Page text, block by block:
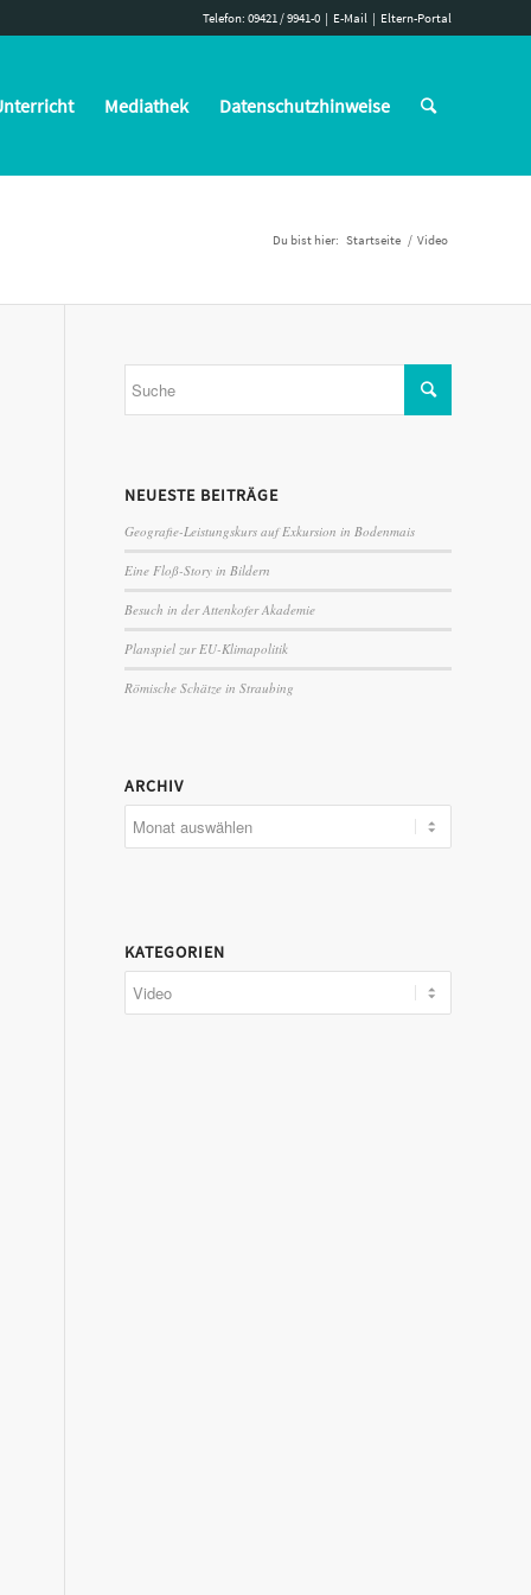
Telefon: 09421 / 9941-0 | E-Mail | Eltern-Portal
Mediathek Datenschutzhinweise
Du bist hier: Startseite / Video
NEUESTE BEITRÄGE
Geografie-Leistungskurs auf Exkursion in Bodenmais
Eine Floß-Story in Bildern
Besuch in der Attenkofer Akademie
Planspiel zur EU-Klimapolitik
Römische Schätze in Straubing
ARCHIV
KATEGORIEN